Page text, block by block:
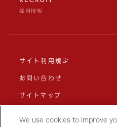
採用情報
サイト利用規定
お問い合わせ
サイトマップ
We use cookies to improve